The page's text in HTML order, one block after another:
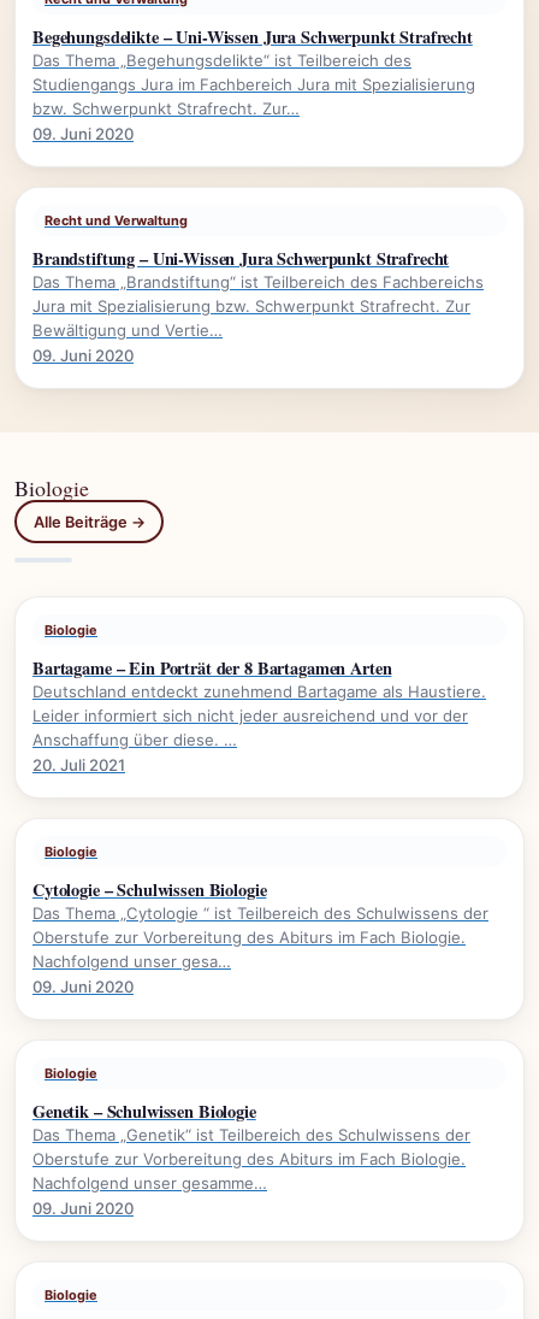
Begehungsdelikte – Uni-Wissen Jura Schwerpunkt Strafrecht
Das Thema „Begehungsdelikte“ ist Teilbereich des
Studiengangs Jura im Fachbereich Jura mit Spezialisierung
bzw. Schwerpunkt Strafrecht. Zur…
09. Juni 2020
Recht und Verwaltung
Brandstiftung – Uni-Wissen Jura Schwerpunkt Strafrecht
Das Thema „Brandstiftung“ ist Teilbereich des Fachbereichs
Jura mit Spezialisierung bzw. Schwerpunkt Strafrecht. Zur
Bewältigung und Vertie…
09. Juni 2020
Biologie
Alle Beiträge →
Biologie
Bartagame – Ein Porträt der 8 Bartagamen Arten
Deutschland entdeckt zunehmend Bartagame als Haustiere.
Leider informiert sich nicht jeder ausreichend und vor der
Anschaffung über diese. …
20. Juli 2021
Biologie
Cytologie – Schulwissen Biologie
Das Thema „Cytologie “ ist Teilbereich des Schulwissens der
Oberstufe zur Vorbereitung des Abiturs im Fach Biologie.
Nachfolgend unser gesa…
09. Juni 2020
Biologie
Genetik – Schulwissen Biologie
Das Thema „Genetik“ ist Teilbereich des Schulwissens der
Oberstufe zur Vorbereitung des Abiturs im Fach Biologie.
Nachfolgend unser gesamme…
09. Juni 2020
Biologie